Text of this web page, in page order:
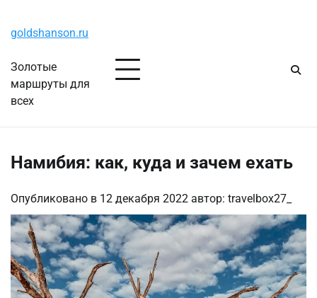
содержимому
goldshanson.ru
Золотые
маршруты для
всех
Намибия: как, куда и зачем ехать
Опубликовано в 12 декабря 2022 автор: travelbox27_